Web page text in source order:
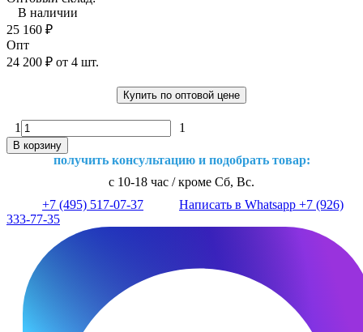
В наличии
25 160 ₽
Опт
24 200 ₽ от 4 шт.
Купить по оптовой цене
1 1
В корзину
получить консультацию и подобрать товар:
с 10-18 час / кроме Сб, Вс.
+7 (495) 517-07-37
Написать в Whatsapp +7 (926)
333-77-35